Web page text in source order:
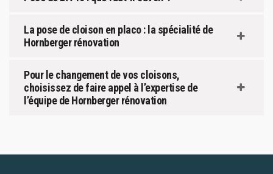
La pose de cloison en placo : la spécialité de
Hornberger rénovation
Pour le changement de vos cloisons,
choisissez de faire appel à l’expertise de
l’équipe de Hornberger rénovation